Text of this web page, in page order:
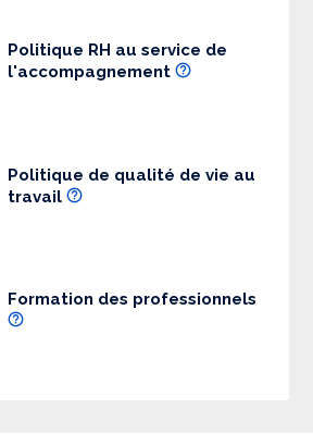
Politique RH au service de
l'accompagnement
Politique de qualité de vie au
travail
Formation des professionnels